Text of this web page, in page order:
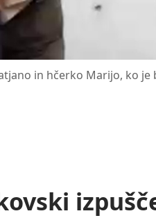
in hčerko Marijo, ko je